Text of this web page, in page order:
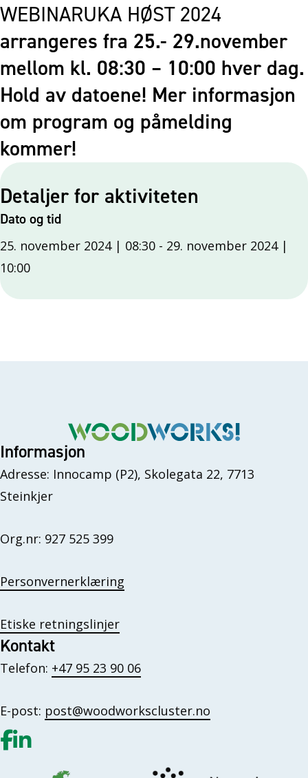
WEBINARUKA HØST 2024
arrangeres fra 25.- 29.november
mellom kl. 08:30 – 10:00 hver dag.
Hold av datoene! Mer informasjon
om program og påmelding
kommer!
Detaljer for aktiviteten
Dato og tid
25. november 2024 | 08:30 - 29. november 2024 |
10:00
Informasjon
Adresse: Innocamp (P2), Skolegata 22, 7713
Steinkjer
Org.nr: 927 525 399
Personvernerklæring
Etiske retningslinjer
Kontakt
Telefon: +47 95 23 90 06
E-post: post@woodworkscluster.no
Gå til vår Facebook
Gå til vår LinkedIn